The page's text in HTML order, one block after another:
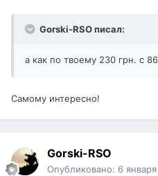
Gorski-RSO писал:
а как по твоему 230 грн. с
Самому интересно!
Gorski-RSO
Опубликовано: 6